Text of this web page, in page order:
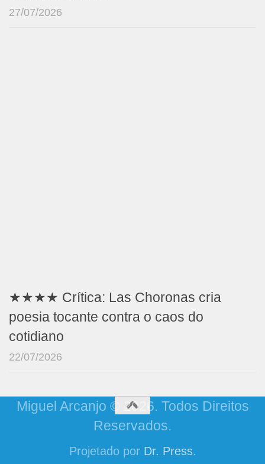
27/07/2026
★★★★ Crítica: Las Choronas cria
poesia tocante contra o caos do
cotidiano
22/07/2026
Miguel Arcanjo © 2026. Todos Direitos
Reservados.
Projetado por Dr. Press.